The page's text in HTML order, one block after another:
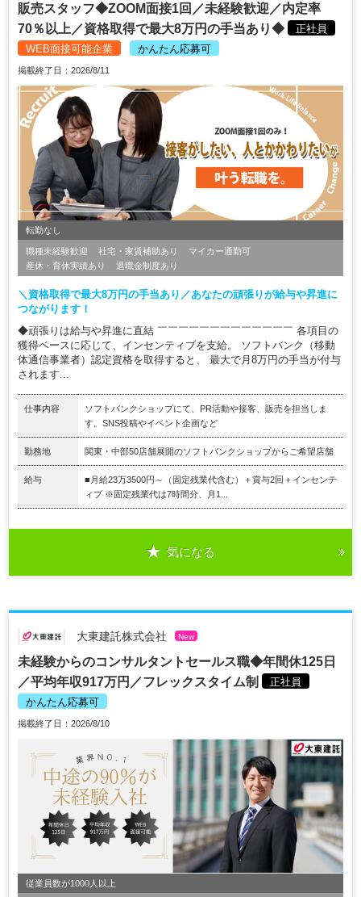
販売スタッフ◆ZOOM面接1回／未経験歓迎／内定率
70％以上／資格取得で最大8万円の手当あり◆
正社員
WEB面接可能企業
かんたん応募可
掲載終了日：2026/8/11
転勤なし
職種未経験歓迎 社宅・家賃補助あり
マイカー通勤可
産休・育休実績あり
退職金制度あり
＼資格取得で最大8万円の手当あり／あなたの頑張りが給与や昇進に
つながります！
◆頑張りは給与や昇進に直結 ￣￣￣￣￣￣￣￣￣￣￣￣￣ 各項目の
獲得ベースに応じて、インセンティブを支給。 ソフトバンク（移動
体通信事業者）認定資格を取得すると、 最大で月8万円の手当が付与
されます...
仕事内容
ソフトバンクショップにて、PR活動や接客、販売を担当しま
す。SNS投稿やイベント企画など
勤務地 関東・中部50店舗展開のソフトバンクショップからご希望店舗
給与
■月給23万3500円～（固定残業代含む）＋賞与2回＋インセンテ
ィブ ※固定残業代は7時間分、月1...
気になる
大東建託株式会社 New
未経験からのコンサルタントセールス職◆年間休125日
／平均年収917万円／フレックスタイム制
正社員
かんたん応募可
掲載終了日：2026/8/10
従業員数が1000人以上